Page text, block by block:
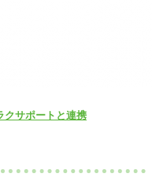
クサポートと連携